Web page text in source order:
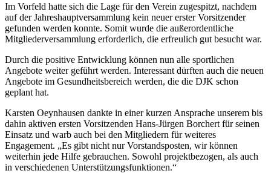
Im Vorfeld hatte sich die Lage für den Verein zugespitzt, nachdem
auf der Jahreshauptversammlung kein neuer erster Vorsitzender
gefunden werden konnte. Somit wurde die außerordentliche
Mitgliederversammlung erforderlich, die erfreulich gut besucht war.
Durch die positive Entwicklung können nun alle sportlichen
Angebote weiter geführt werden. Interessant dürften auch die neuen
Angebote im Gesundheitsbereich werden, die die DJK schon
geplant hat.
Karsten Oeynhausen dankte in einer kurzen Ansprache unserem bis
dahin aktiven ersten Vorsitzenden Hans-Jürgen Borchert für seinen
Einsatz und warb auch bei den Mitgliedern für weiteres
Engagement. „Es gibt nicht nur Vorstandsposten, wir können
weiterhin jede Hilfe gebrauchen. Sowohl projektbezogen, als auch
in verschiedenen Unterstützungsfunktionen.“